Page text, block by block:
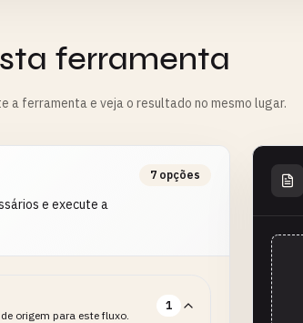
ferramenta
a ferramenta e veja o resultado no mesmo lugar.
e execute a
7 opções
origem para este fluxo.
1